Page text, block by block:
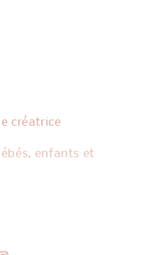
créatrice
enfants et